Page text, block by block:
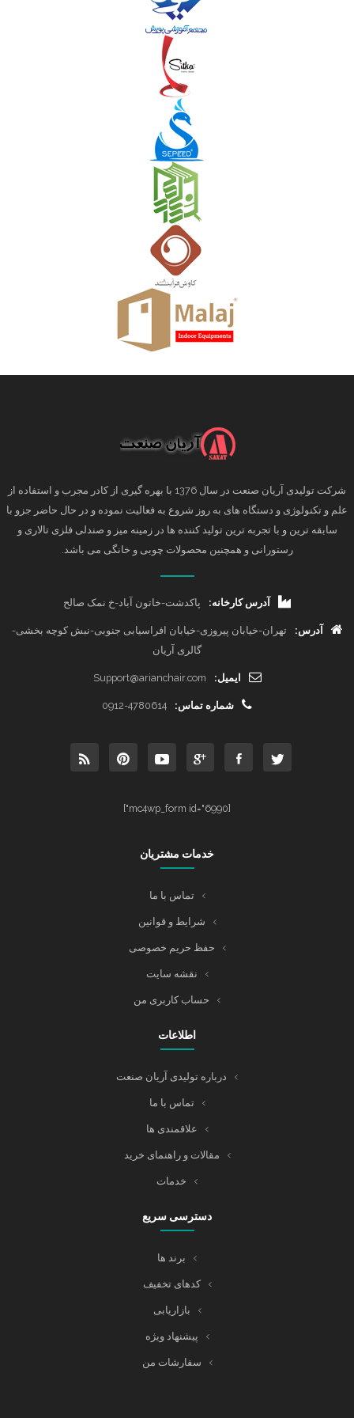
شرکت تولیدی آریان صنعت در سال 1376 با بهره گیری از کادر مجرب و استفاده از
علم و تکنولوژی و دستگاه های به روز شروع به فعالیت نموده و در حال حاضر جزو با
سابقه ترین و با تجربه ترین تولید کننده ها در زمینه میز و صندلی فلزی تالاری و
رستورانی و همچنین محصولات چوبی و خانگی می باشد.
آدرس کارخانه: پاکدشت-خاتون آباد-خ نمک صالح
آدرس:
تهران-خیابان پیروزی-خیابان افراسیابی جنوبی-نبش کوچه بخشی-
گالری آریان
ایمیل: Support@arianchair.com
شماره تماس: 0912-4780614
[mc4wp_form id="6990"]
خدمات مشتریان
تماس با ما
شرایط و قوانین
حفظ حریم خصوصی
نقشه سایت
حساب کاربری من
اطلاعات
درباره تولیدی آریان صنعت
تماس با ما
علاقمندی ها
مقالات و راهنمای خرید
خدمات
دسترسی سریع
برند ها
کدهای تخفیف
بازاریابی
پیشنهاد ویژه
سفارشات من